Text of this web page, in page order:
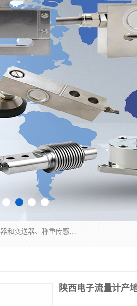
是集开发、生产和经营压力传感器和变送器、位移传感器和变送器、流量传感器和变送器、称重传感器和变送器、测力传感器和变送器、温湿度传感器和变送器、扭矩传感器、智能数显控制仪表等产品的化高新技术企业。
陕西电子流量计产